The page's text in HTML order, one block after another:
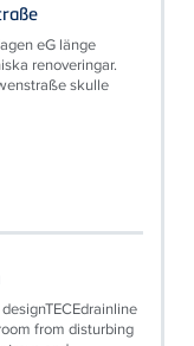
eG länge
renoveringar.
skulle
from disturbing